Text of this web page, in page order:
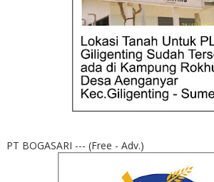
PT BOGASARI --- (Free - Adv.)